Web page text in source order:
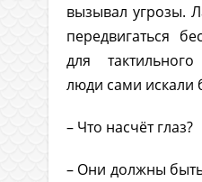
вызывал угрозы.
передвигаться
для
люди сами искали
– Что насчёт глаз?
– Они должны